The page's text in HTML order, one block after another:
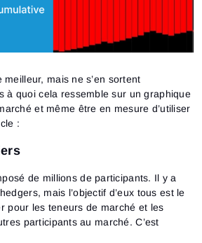
mais ne s’en sortent
à quoi cela ressemble sur un graphique
et même être en mesure d’utiliser
:
de millions de participants. Il y a
mais l’objectif d’eux tous est le
pour les teneurs de marché et les
participants au marché. C’est